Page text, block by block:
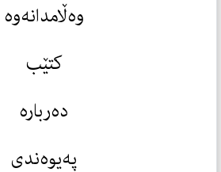
وەڵامدانەوە
کتێب
دەربارە
پەیوەندی